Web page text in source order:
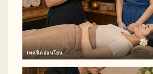
เทคนิคอ่อนโยน